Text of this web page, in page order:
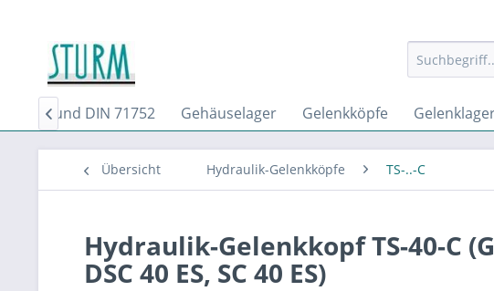
71751 und DIN 71752 Gehäuselager Gelenkköpfe

Übersicht Hydraulik-Gelenkköpfe TS-..-C
Hydraulik-Gelenkkopf TS-40-C
DSC 40 ES, SC 40 ES)